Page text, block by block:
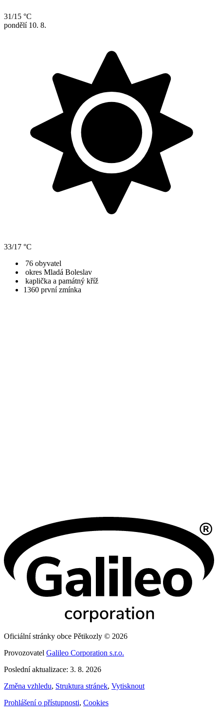
31/15 °C
pondělí 10. 8.
33/17 °C
76 obyvatel
okres Mladá Boleslav
kaplička a památný kříž
​1360 první zmínka
Oficiální stránky obce Pětikozly © 2026
Provozovatel Galileo Corporation s.r.o.
Poslední aktualizace: 3. 8. 2026
Změna vzhledu, Struktura stránek, Vytisknout
Prohlášení o přístupnosti, Cookies